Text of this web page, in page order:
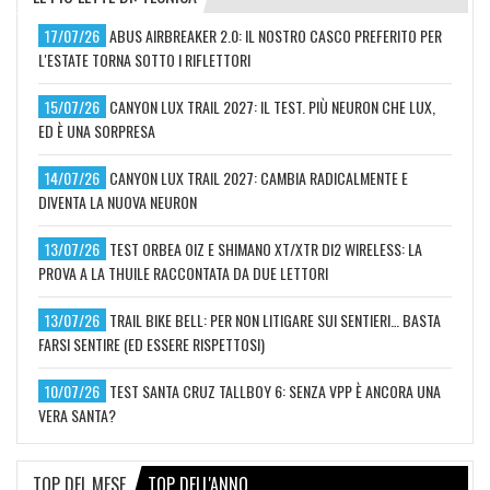
17/07/26 ABUS AIRBREAKER 2.0: IL NOSTRO CASCO PREFERITO PER
L'ESTATE TORNA SOTTO I RIFLETTORI
15/07/26 CANYON LUX TRAIL 2027: IL TEST. PIÙ NEURON CHE LUX,
ED È UNA SORPRESA
14/07/26 CANYON LUX TRAIL 2027: CAMBIA RADICALMENTE E
DIVENTA LA NUOVA NEURON
13/07/26 TEST ORBEA OIZ E SHIMANO XT/XTR DI2 WIRELESS: LA
PROVA A LA THUILE RACCONTATA DA DUE LETTORI
13/07/26 TRAIL BIKE BELL: PER NON LITIGARE SUI SENTIERI… BASTA
FARSI SENTIRE (ED ESSERE RISPETTOSI)
10/07/26 TEST SANTA CRUZ TALLBOY 6: SENZA VPP È ANCORA UNA
VERA SANTA?
TOP DEL MESE TOP DELL'ANNO